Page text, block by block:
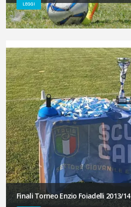
LEGGI
Finali Torneo Enzio Foiadelli 2013/14